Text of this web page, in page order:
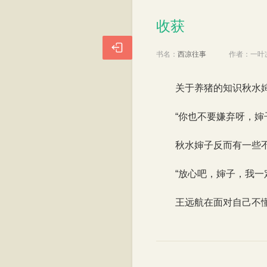
收获
书名： 西凉往事 作者： 一叶
关于养猪的知识秋水
“你也不要嫌弃呀，
秋水婶子反而有一些
“放心吧，婶子，我
王远航在面对自己不
